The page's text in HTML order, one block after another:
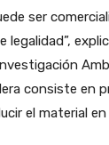
ser
legalidad”,
consiste en
el material